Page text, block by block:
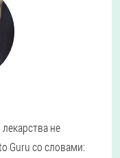
не
Guru со словами: